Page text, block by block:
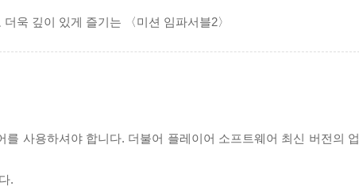
욱 깊이 있게 즐기는 〈미션 임파서블2〉
사용하셔야 합니다. 더불어 플레이어 소프트웨어 최신 버전의 업
.